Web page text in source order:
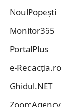
NoulPopești
Monitor365
PortalPlus
e-Redacția.ro
Ghidul.NET
ZoomAgency